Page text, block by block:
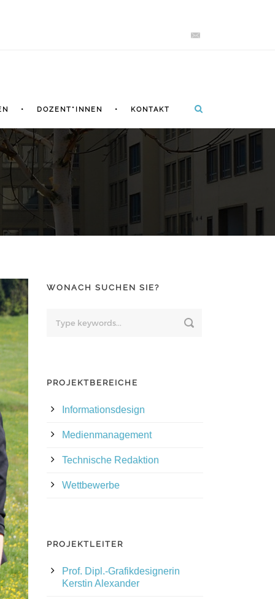
DOZENT*INNEN KONTAKT
WONACH SUCHEN SIE?
PROJEKTBEREICHE
Informationsdesign
Medienmanagement
Technische Redaktion
Wettbewerbe
PROJEKTLEITER
Prof. Dipl.-Grafikdesignerin
Kerstin Alexander